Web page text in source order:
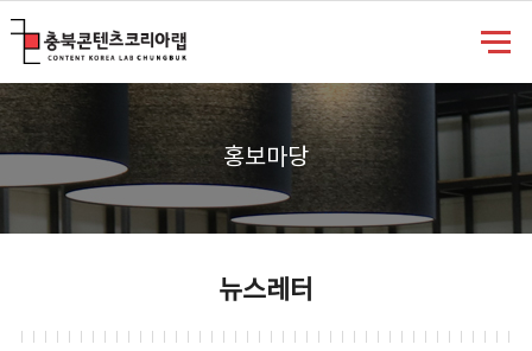
홍보마당
뉴스레터